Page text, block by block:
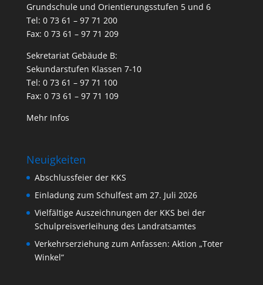
Grundschule und Orientierungsstufen 5 und 6
Tel: 0 73 61 – 97 71 200
Fax: 0 73 61 – 97 71 209
Sekretariat Gebäude B:
Sekundarstufen Klassen 7-10
Tel: 0 73 61 – 97 71 100
Fax: 0 73 61 – 97 71 109
Mehr Infos
Neuigkeiten
Abschlussfeier der KKS
Einladung zum Schulfest am 27. Juli 2026
Vielfältige Auszeichnungen der KKS bei der
Schulpreisverleihung des Landratsamtes
Verkehrserziehung zum Anfassen: Aktion „Toter
Winkel“